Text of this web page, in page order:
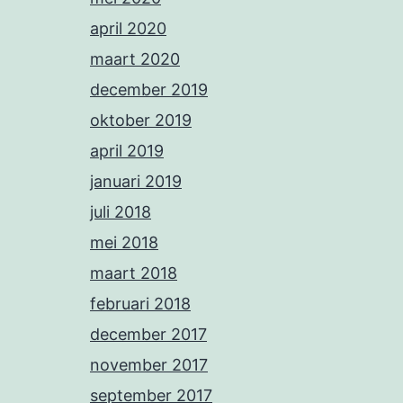
april 2020
maart 2020
december 2019
oktober 2019
april 2019
januari 2019
juli 2018
mei 2018
maart 2018
februari 2018
december 2017
november 2017
september 2017